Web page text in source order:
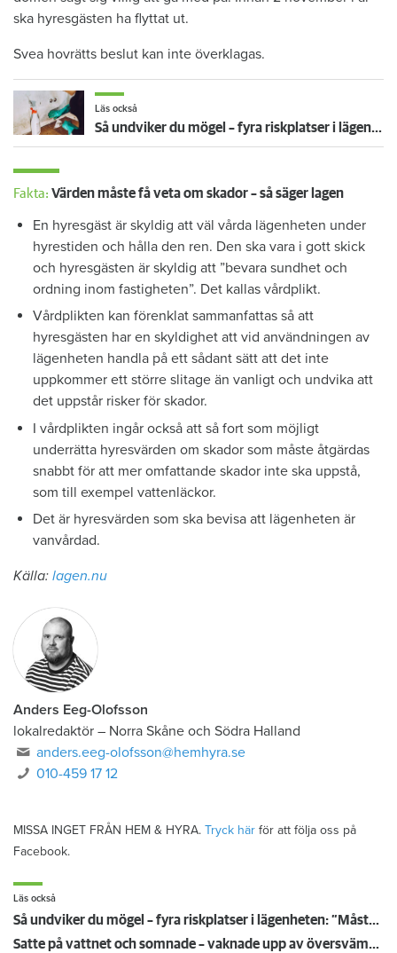
ska hyresgästen ha flyttat ut.
Svea hovrätts beslut kan inte överklagas.
Läs också
Så undviker du mögel – fyra riskplatser i lägenheten: ”Måste städa bort”
Fakta: Värden måste få veta om skador – så säger lagen
En hyresgäst är skyldig att väl vårda lägenheten under
hyrestiden och hålla den ren. Den ska vara i gott skick
och hyresgästen är skyldig att ”bevara sundhet och
ordning inom fastigheten”. Det kallas vårdplikt.
Vårdplikten kan förenklat sammanfattas så att
hyresgästen har en skyldighet att vid användningen av
lägenheten handla på ett sådant sätt att det inte
uppkommer ett större slitage än vanligt och undvika att
det uppstår risker för skador.
I vårdplikten ingår också att så fort som möjligt
underrätta hyresvärden om skador som måste åtgärdas
snabbt för att mer omfattande skador inte ska uppstå,
som till exempel vattenläckor.
Det är hyresvärden som ska bevisa att lägenheten är
vanvårdad.
Källa: lagen.nu
Anders Eeg-Olofsson
lokalredaktör – Norra Skåne och Södra Halland
anders.eeg-olofsson@hemhyra.se
010-459 17 12
MISSA INGET FRÅN HEM & HYRA. Tryck här för att följa oss på
Facebook.
Läs också
Så undviker du mögel – fyra riskplatser i lägenheten: ”Måste städa bort”
Satte på vattnet och somnade – vaknade upp av översvämning hos grannen